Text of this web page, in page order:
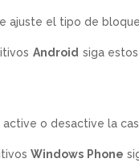
ajuste el tipo de
Android siga
active o desactive la
Windows Phone